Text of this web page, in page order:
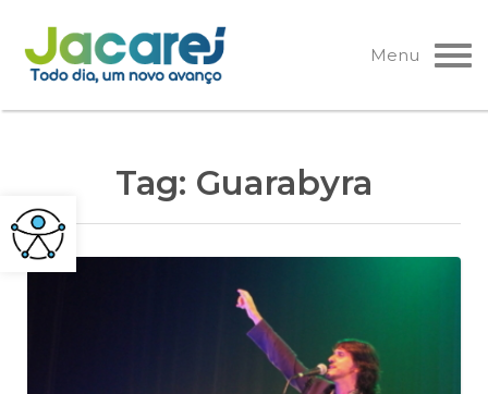
Pular
para
o
Menu
Tag: Guarabyra